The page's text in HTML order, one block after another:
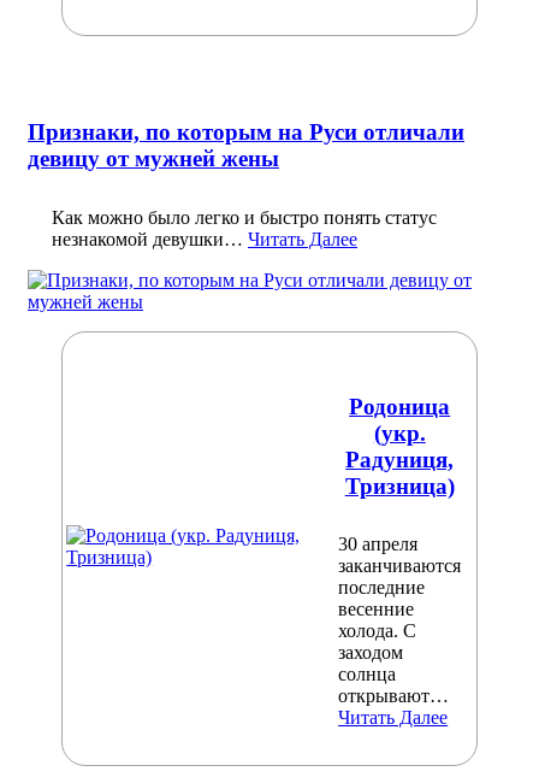
Признаки, по которым на Руси отличали
девицу от мужней жены
Как можно было легко и быстро понять статус
незнакомой девушки… Читать Далее
Родоница
(укр.
Радуниця,
Тризница)
30 апреля
заканчиваются
последние
весенние
холода. С
заходом
солнца
открывают…
Читать Далее